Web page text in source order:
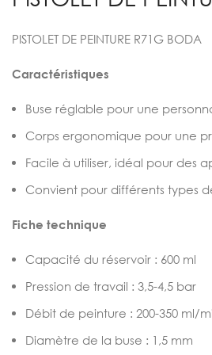
PISTOLET DE PEINTURE R71G BODA
Caractéristiques
Buse réglable pour une
Corps ergonomique pour une
Facile à utiliser, idéal pour des
Convient pour différents types
Fiche technique
Capacité du réservoir : 600 ml
Pression de travail : 3,5-4,5 bar
Débit de peinture : 200-350 ml/
Diamètre de la buse : 1,5 mm